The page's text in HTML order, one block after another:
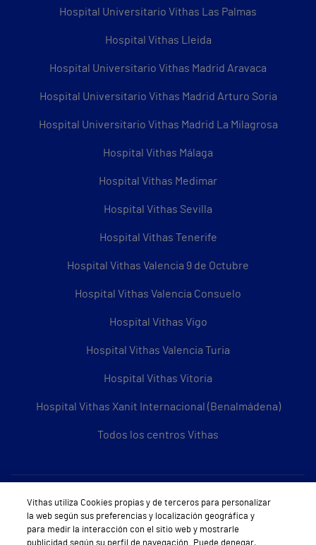
Hospital Universitario Vithas Las Palmas
Hospital Vithas Lleida
Hospital Universitario Vithas Madrid Aravaca
Hospital Universitario Vithas Madrid Arturo Soria
Hospital Universitario Vithas Madrid La Milagrosa
Hospital Vithas Málaga
Hospital Vithas Medimar
Hospital Vithas Sevilla
Hospital Vithas Tenerife
Hospital Vithas Valencia 9 de Octubre
Hospital Vithas Valencia Consuelo
Hospital Vithas Vigo
Hospital Vithas Valencia Turia
Hospital Vithas Vitoria
Hospital Vithas Xanit Internacional (Benalmádena)
Todos los centros Vithas
Sobre Vithas
Quiénes somos
Vithas utiliza Cookies propias y de terceros para personalizar
la web según sus preferencias y localización geográfica y
para medir la interacción con el sitio web y mostrarle